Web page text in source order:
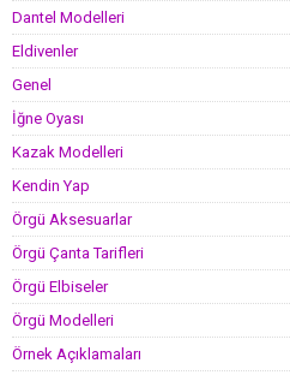
Dantel Modelleri
Eldivenler
Genel
İğne Oyası
Kazak Modelleri
Kendin Yap
Örgü Aksesuarlar
Örgü Çanta Tarifleri
Örgü Elbiseler
Örgü Modelleri
Örnek Açıklamaları